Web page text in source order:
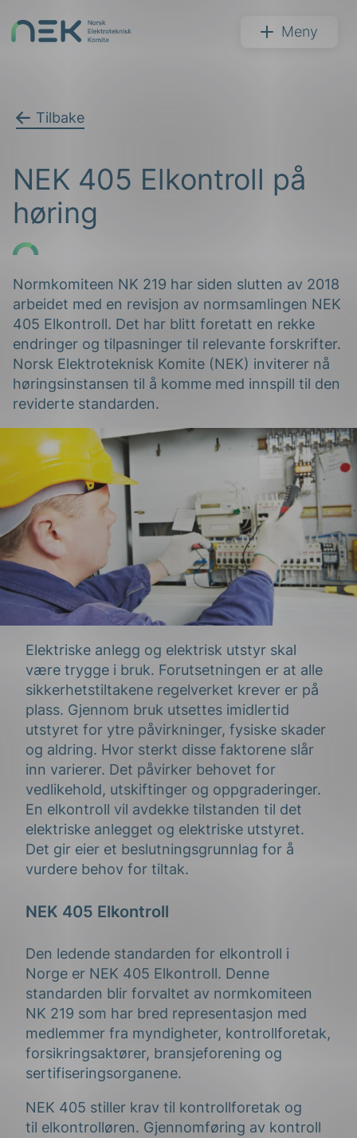
NEK Meny
Tilbake
NEK 405 Elkontroll på
høring
Normkomiteen NK 219 har siden slutten av 2018
arbeidet med en revisjon av normsamlingen NEK
405 Elkontroll. Det har blitt foretatt en rekke
endringer og tilpasninger til relevante forskrifter.
Norsk Elektroteknisk Komite (NEK) inviterer nå
høringsinstansen til å komme med innspill til den
reviderte standarden.
Elektriske anlegg og elektrisk utstyr skal
være trygge i bruk. Forutsetningen er at alle
sikkerhetstiltakene regelverket krever er på
plass. Gjennom bruk utsettes imidlertid
utstyret for ytre påvirkninger, fysiske skader
og aldring. Hvor sterkt disse faktorene slår
inn varierer. Det påvirker behovet for
vedlikehold, utskiftinger og oppgraderinger.
En elkontroll vil avdekke tilstanden til det
elektriske anlegget og elektriske utstyret.
Det gir eier et beslutningsgrunnlag for å
vurdere behov for tiltak.
NEK 405 Elkontroll
Den ledende standarden for elkontroll i
Norge er NEK 405 Elkontroll. Denne
standarden blir forvaltet av normkomiteen
NK 219 som har bred representasjon med
medlemmer fra myndigheter, kontrollforetak,
forsikringsaktører, bransjeforening og
sertifiseringsorganene.
NEK 405 stiller krav til kontrollforetak og
til elkontrolløren. Gjennomføring av kontroll